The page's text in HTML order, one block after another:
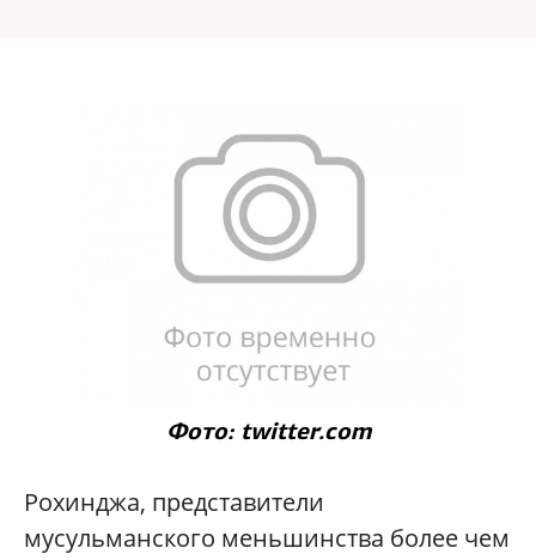
Фото: twitter.com
Рохинджа, представители
мусульманского меньшинства более чем